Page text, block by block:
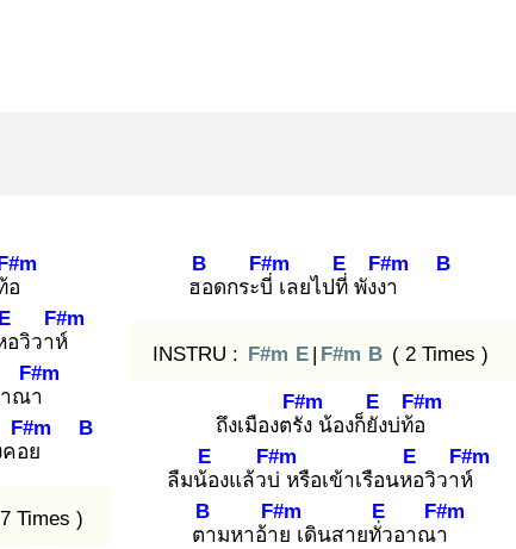
อ
อ
E
วิวาห์
F#m
ณา
F#m
คอย
F#m B
Times )
ฮอ
B
ดกระบี่
F#m
เลยไปที่
E
พังงา
F#m B
INSTRU : F#m E | F#m B ( 2 Times )
ถึงเมืองตรัง
F#m
น้องก็ยัง
E
บ่ท้อ
F#m
ลืมน้อ
E
งแล้วบ่
F#m
หรือเข้าเรือนหอ
E
วิวาห์
F#m
ตา
B
มหาอ้าย
F#m
เดินสายทั่ว
E
อาณา
F#m